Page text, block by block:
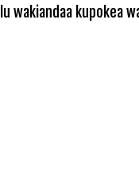
wakiandaa kupokea